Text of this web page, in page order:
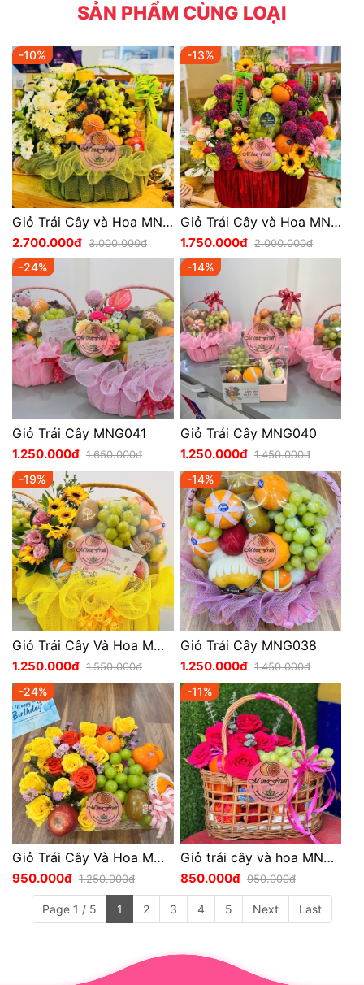
SẢN PHẨM CÙNG LOẠI
-10%
Giỏ Trái Cây và Hoa MNG043
2.700.000đ 3.000.000đ
-13%
Giỏ Trái Cây và Hoa MNG042
1.750.000đ 2.000.000đ
-24%
Giỏ Trái Cây MNG041
1.250.000đ 1.650.000đ
-14%
Giỏ Trái Cây MNG040
1.250.000đ 1.450.000đ
-19%
Giỏ Trái Cây Và Hoa MNG039
1.250.000đ 1.550.000đ
-14%
Giỏ Trái Cây MNG038
1.250.000đ 1.450.000đ
-24%
Giỏ Trái Cây Và Hoa MNG037
950.000đ 1.250.000đ
-11%
Giỏ trái cây và hoa MNG035
850.000đ 950.000đ
Page 1 / 5 1 2 3 4 5 Next Last